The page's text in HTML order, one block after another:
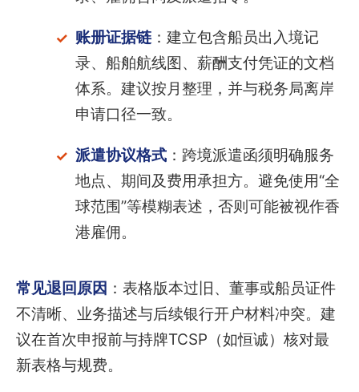
账册证据链：建立包含船员出入境记
录、船舶航线图、薪酬支付凭证的文档
体系。建议按月整理，并与税务局离岸
申请口径一致。
派遣协议格式：跨境派遣函须明确服务
地点、期间及费用承担方。避免使用“全
球范围”等模糊表述，否则可能被视作香
港雇佣。
常见退回原因 ：表格版本过旧、董事或船员证件
不清晰、业务描述与后续银行开户材料冲突。建
议在首次申报前与持牌TCSP（如恒诚）核对最
新表格与规费。